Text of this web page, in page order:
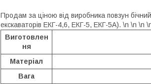
Продам за ціною від виробника повзун
екскаваторів ЕКГ-4,6, ЕКГ-5, ЕКГ-5А). \n \n \n
Виготовлен
ня
Матеріал
Вага